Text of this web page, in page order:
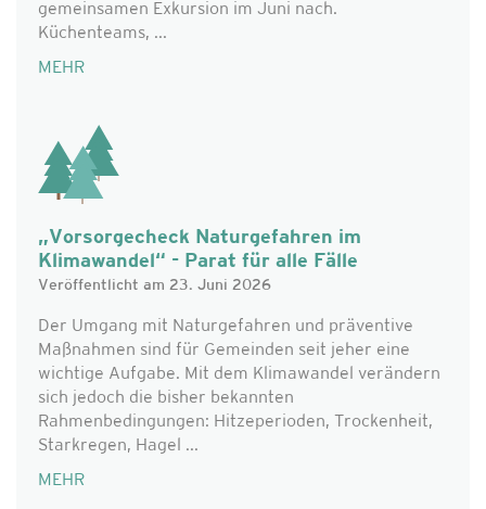
gemeinsamen Exkursion im Juni nach.
Küchenteams, ...
MEHR
„Vorsorgecheck Naturgefahren im
Klimawandel“ - Parat für alle Fälle
Veröffentlicht am 23. Juni 2026
Der Umgang mit Naturgefahren und präventive
Maßnahmen sind für Gemeinden seit jeher eine
wichtige Aufgabe. Mit dem Klimawandel verändern
sich jedoch die bisher bekannten
Rahmenbedingungen: Hitzeperioden, Trockenheit,
Starkregen, Hagel ...
MEHR